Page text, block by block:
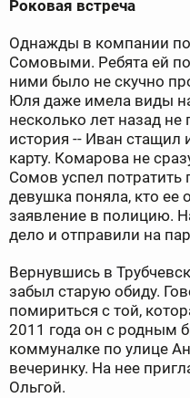
Роковая встреча
Однажды в компании
Сомовыми. Ребята ей
ними было не скучно
Юля даже имела виды
несколько лет назад
история -- Иван стащил
карту. Комарова не
Сомов успел потратить
девушка поняла, кто ее
заявление в полицию.
дело и отправили на
Вернувшись в
забыл старую обиду.
помириться с той,
2011 года он с родным
коммуналке по улице
вечеринку. На нее
Ольгой.